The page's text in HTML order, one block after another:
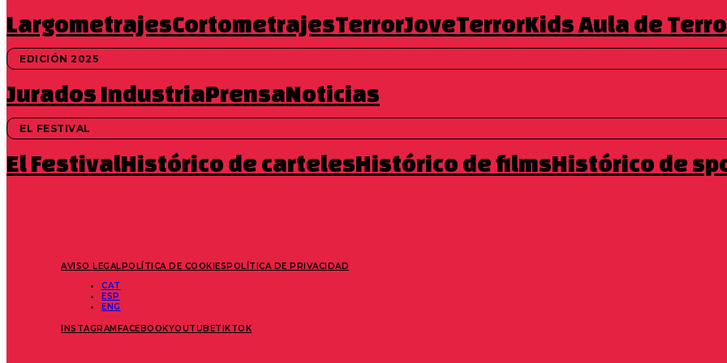
LargometrajesCortometrajesTerrorJoveTerrorKidsAula de
EDICIÓN 2025
Jurados IndustriaPrensaNoticias
EL FESTIVAL
El FestivalHistórico de cartelesHistórico de filmsHistórico de
AVISO LEGALPOLÍTICA DE COOKIESPOLÍTICA DE PRIVACIDAD
CAT
ESP
ENG
INSTAGRAMFACEBOOKYOUTUBETIKTOK
Nunca Nakanishi | 2025 | 15 min.
Trailer